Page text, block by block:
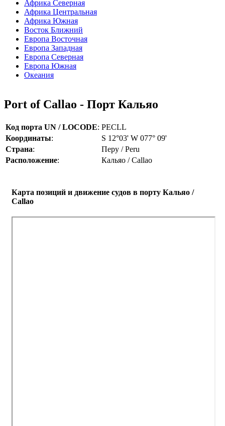
Африка Северная
Африка Центральная
Африка Южная
Восток Ближний
Европа Восточная
Европа Западная
Европа Северная
Европа Южная
Океания
Port of Callao - Порт Кальяо
Код порта UN / LOCODE: PECLL
Координаты:
S 12°03' W 077° 09'
Страна:
Перу / Peru
Расположение: Кальяо / Callao
Карта позиций и движение судов в порту Кальяо /
Callao